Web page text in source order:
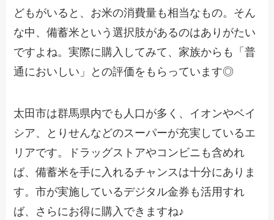
どもがいると、お米の消費量も相当なもの。そん
な中、備蓄米という選択肢があるのはありがたい
ですよね。実際に購入してみて、家族からも「普
通においしい」との評価をもらっています◎
太田市は群馬県内でも人口が多く、イオンやベイ
シア、とりせんなどのスーパーが充実しているエ
リアです。ドラッグストアやコンビニも含めれ
ば、備蓄米を手に入れるチャンスは十分にありま
す。市が実施しているデジタル金券も活用すれ
ば、さらにお得に購入できますね♪